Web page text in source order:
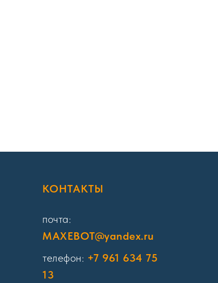
КОНТАКТЫ
почта:
MAXEBOT@yandex.ru
телефон: +7 961 634 75
13